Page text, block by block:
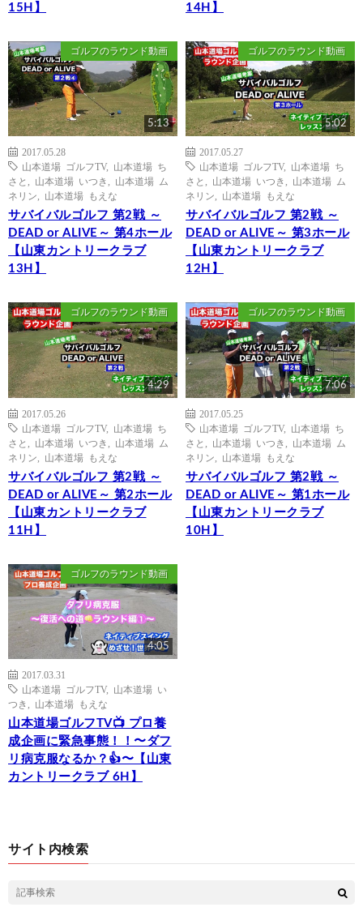
15H】
14H】
ゴルフのラウンド動画
5:13
2017.05.28
山本道場 ゴルフTV, 山本道場 ち
さと
山本道場 いつき
山本道場 ム
ネリン
山本道場 もえな
サバイバルゴルフ 第2戦 ～
DEAD or ALIVE～ 第4ホール
【山東カントリークラブ
13H】
ゴルフのラウンド動画
5:02
2017.05.27
山本道場 ゴルフTV, 山本道場 ち
さと
山本道場 いつき
山本道場 ム
ネリン
山本道場 もえな
サバイバルゴルフ 第2戦 ～
DEAD or ALIVE～ 第3ホール
【山東カントリークラブ
12H】
ゴルフのラウンド動画
4:29
2017.05.26
山本道場 ゴルフTV, 山本道場 ち
さと
山本道場 いつき
山本道場 ム
ネリン
山本道場 もえな
サバイバルゴルフ 第2戦 ～
DEAD or ALIVE～ 第2ホール
【山東カントリークラブ
11H】
ゴルフのラウンド動画
7:06
2017.05.25
山本道場 ゴルフTV, 山本道場 ち
さと
山本道場 いつき
山本道場 ム
ネリン
山本道場 もえな
サバイバルゴルフ 第2戦 ～
DEAD or ALIVE～ 第1ホール
【山東カントリークラブ
10H】
ゴルフのラウンド動画
4:05
2017.03.31
山本道場 ゴルフTV, 山本道場 い
つき
山本道場 もえな
山本道場ゴルフTV📺 プロ養
成企画に緊急事態！！〜ダフ
リ病克服なるか？👍〜【山東
カントリークラブ 6H】
サイト内検索